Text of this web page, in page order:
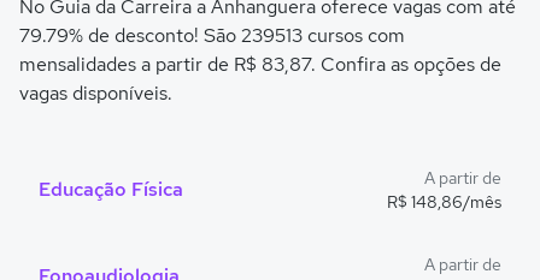
No Guia da Carreira a Anhanguera oferece vagas com até
79.79% de desconto! São 239513 cursos com
mensalidades a partir de R$ 83,87. Confira as opções de
vagas disponíveis.
Educação Física
A partir de
R$ 148,86/mês
A partir de